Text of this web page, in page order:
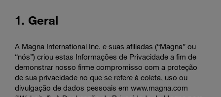
Enter
terms
1. Geral
A Magna International Inc. e suas afiliadas (“Magna” ou
“nós”) criou estas Informações de Privacidade a fim de
demonstrar nosso firme compromisso com a proteção
de sua privacidade no que se refere à coleta, uso ou
divulgação de dados pessoais em www.magna.com